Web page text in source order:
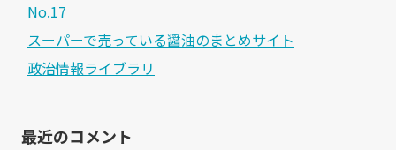
No.17
スーパーで売っている醤油のまとめサイト
政治情報ライブラリ
最近のコメント